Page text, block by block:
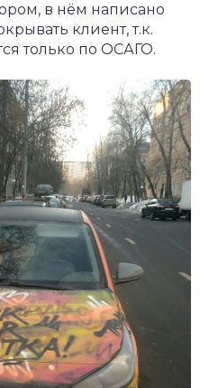
в нём написано
клиент, т.к.
только по ОСАГО.